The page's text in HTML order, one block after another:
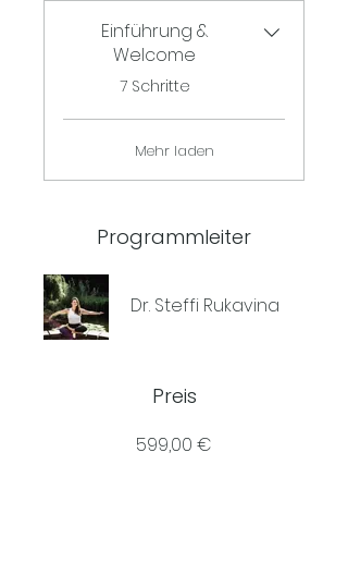
Einführung &
Welcome
.
7 Schritte
Mehr laden
Programmleiter
Dr. Steffi Rukavina
Preis
599,00 €